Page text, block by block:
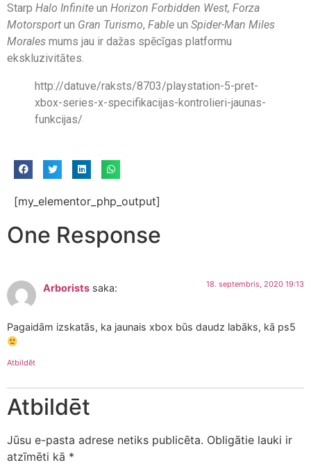
Starp Halo Infinite un Horizon Forbidden West, Forza
Motorsport un Gran Turismo, Fable un Spider-Man Miles
Morales mums jau ir dažas spēcīgas platformu
ekskluzivitātes.
http://datuve/raksts/8703/playstation-5-pret-
xbox-series-x-specifikacijas-kontrolieri-jaunas-
funkcijas/
[my_elementor_php_output]
One Response
Arborists saka: 18. septembris, 2020 19:13
Pagaidām izskatās, ka jaunais xbox būs daudz labāks, kā ps5
Atbildēt
Atbildēt
Jūsu e-pasta adrese netiks publicēta. Obligātie lauki ir
atzīmēti kā *